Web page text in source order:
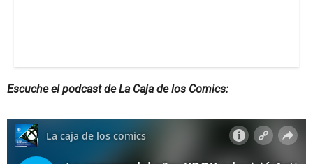
Escuche el podcast de La Caja de los Comics: